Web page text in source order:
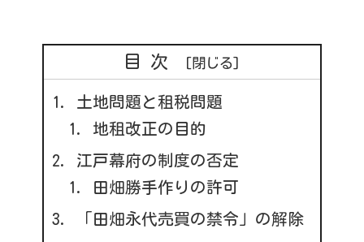
目次
土地問題と租税問題
地租改正の目的
江戸幕府の制度の否定
田畑勝手作りの許可
「田畑永代売買の禁令」の解除